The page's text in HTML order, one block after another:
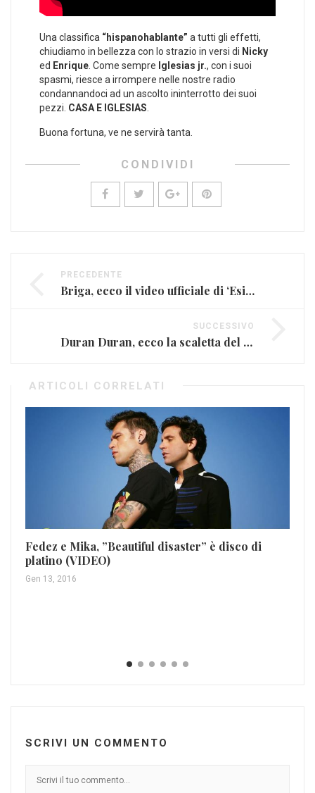
Una classifica “hispanohablante” a tutti gli effetti,
chiudiamo in bellezza con lo strazio in versi di Nicky
ed Enrique . Come sempre Iglesias jr., con i suoi
spasmi, riesce a irrompere nelle nostre radio
condannandoci ad un ascolto ininterrotto dei suoi
pezzi. CASA E IGLESIAS
Buona fortuna, ve ne servirà tanta.
CONDIVIDI
PRECEDENTE
Briga, ecco il video ufficiale di ‘Esistendo’
SUCCESSIVO
Duran Duran, ecco la scaletta del nuovo album
ARTICOLI CORRELATI
Fedez e Mika, ”Beautiful disaster” è disco di
platino (VIDEO)
Gen 13, 2016
SCRIVI UN COMMENTO